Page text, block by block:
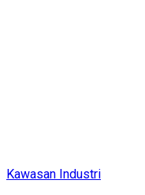
Kawasan Industri